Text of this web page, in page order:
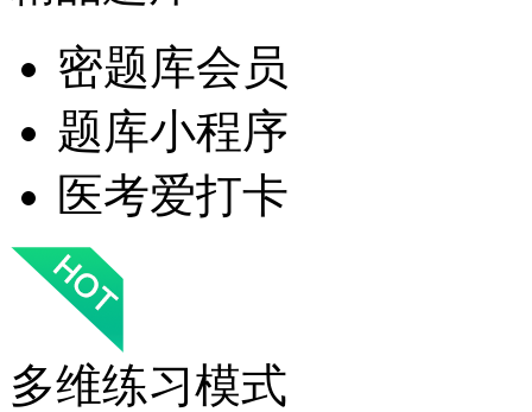
密题库会员
题库小程序
医考爱打卡
多维练习模式